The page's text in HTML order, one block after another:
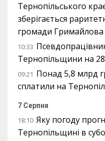
Тернопільського
зберігається
громади Гримайлова
10:33
Тернопільщини на
09:21 Понад 5,8 млрд
сплатили на
7 Серпня
18:10 Яку погоду
Тернопільщині в